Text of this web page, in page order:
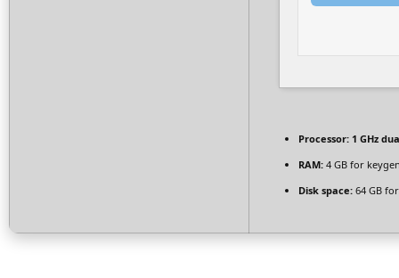
Processor: 1 GHz
RAM: 4 GB for
Disk space: 64 GB